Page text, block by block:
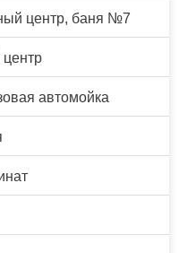
центр, баня №7
центр
автомойка